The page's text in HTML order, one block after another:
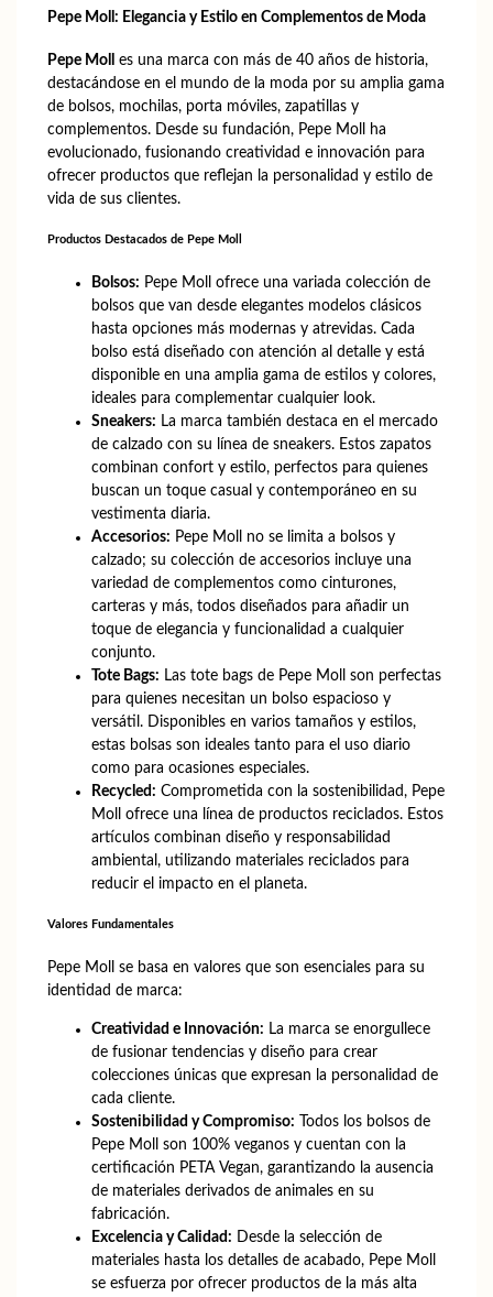
Pepe Moll: Elegancia y Estilo en Complementos de Moda
Pepe Moll
es una marca con más de 40 años de historia,
destacándose en el mundo de la moda por su amplia gama
de bolsos, mochilas, porta móviles, zapatillas y
complementos. Desde su fundación, Pepe Moll ha
evolucionado, fusionando creatividad e innovación para
ofrecer productos que reflejan la personalidad y estilo de
vida de sus clientes.
Productos Destacados de Pepe Moll
Bolsos: Pepe Moll ofrece una variada colección de
bolsos que van desde elegantes modelos clásicos
hasta opciones más modernas y atrevidas. Cada
bolso está diseñado con atención al detalle y está
disponible en una amplia gama de estilos y colores,
ideales para complementar cualquier look.
Sneakers: La marca también destaca en el mercado
de calzado con su línea de sneakers. Estos zapatos
combinan confort y estilo, perfectos para quienes
buscan un toque casual y contemporáneo en su
vestimenta diaria.
Accesorios: Pepe Moll no se limita a bolsos y
calzado; su colección de accesorios incluye una
variedad de complementos como cinturones,
carteras y más, todos diseñados para añadir un
toque de elegancia y funcionalidad a cualquier
conjunto.
Tote Bags: Las tote bags de Pepe Moll son perfectas
para quienes necesitan un bolso espacioso y
versátil. Disponibles en varios tamaños y estilos,
estas bolsas son ideales tanto para el uso diario
como para ocasiones especiales.
Recycled: Comprometida con la sostenibilidad, Pepe
Moll ofrece una línea de productos reciclados. Estos
artículos combinan diseño y responsabilidad
ambiental, utilizando materiales reciclados para
reducir el impacto en el planeta.
Valores Fundamentales
Pepe Moll se basa en valores que son esenciales para su
identidad de marca:
Creatividad e Innovación: La marca se enorgullece
de fusionar tendencias y diseño para crear
colecciones únicas que expresan la personalidad de
cada cliente.
Sostenibilidad y Compromiso: Todos los bolsos de
Pepe Moll son 100% veganos y cuentan con la
certificación PETA Vegan, garantizando la ausencia
de materiales derivados de animales en su
fabricación.
Excelencia y Calidad: Desde la selección de
materiales hasta los detalles de acabado, Pepe Moll
se esfuerza por ofrecer productos de la más alta